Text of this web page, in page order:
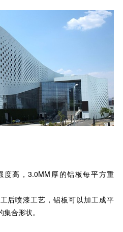
高，3.0MM厚的铝板每平方重
喷漆工艺，铝板可以加工成平
合形状。